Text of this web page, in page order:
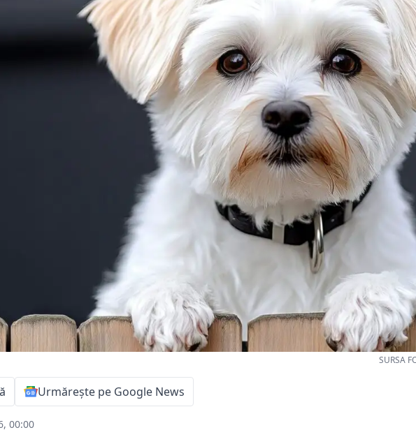
SURSA
Urmărește pe Google News
00:00